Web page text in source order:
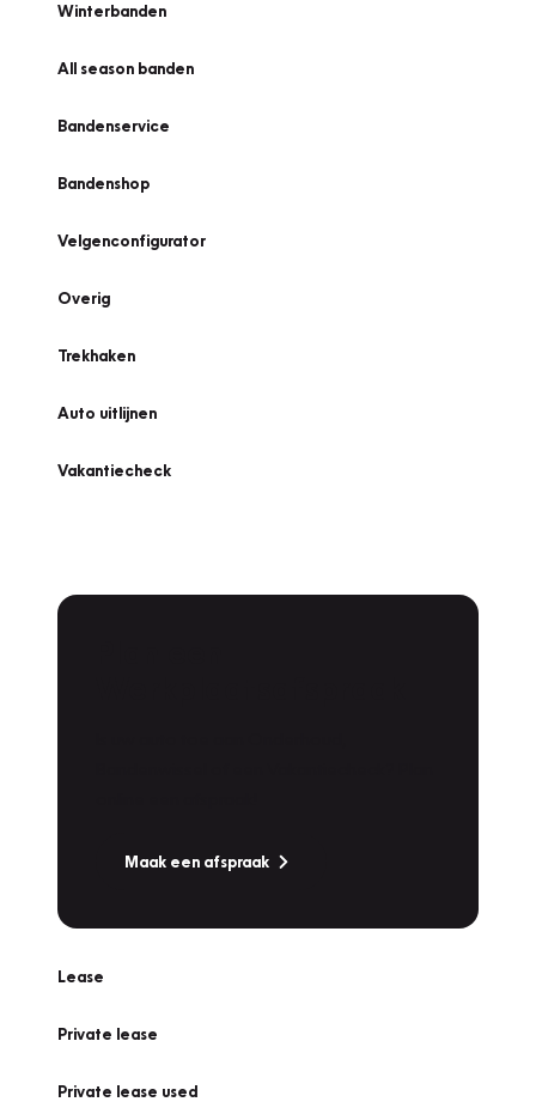
Winterbanden
All season banden
Bandenservice
Bandenshop
Velgenconfigurator
Overig
Trekhaken
Auto uitlijnen
Vakantiecheck
Maak een afspraak
Lease
Private lease
Private lease used